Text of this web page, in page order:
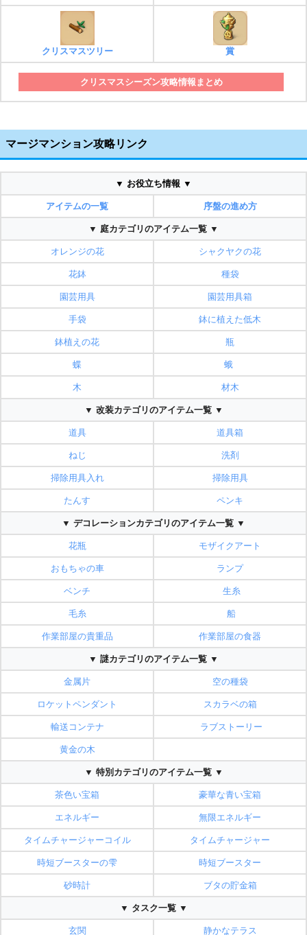
クリスマスツリー 賞
クリスマスシーズン攻略情報まとめ
マージマンション攻略リンク
▼ お役立ち情報 ▼
アイテムの一覧 序盤の進め方
▼ 庭カテゴリのアイテム一覧 ▼
オレンジの花 シャクヤクの花
花鉢 種袋
園芸用具 園芸用具箱
手袋 鉢に植えた低木
鉢植えの花 瓶
蝶 蛾
木 材木
▼ 改装カテゴリのアイテム一覧 ▼
道具 道具箱
ねじ 洗剤
掃除用具入れ 掃除用具
たんす ペンキ
▼ デコレーションカテゴリのアイテム一覧 ▼
花瓶 モザイクアート
おもちゃの車 ランプ
ベンチ 生糸
毛糸 船
作業部屋の貴重品 作業部屋の食器
▼ 謎カテゴリのアイテム一覧 ▼
金属片 空の種袋
ロケットペンダント スカラベの箱
輸送コンテナ ラブストーリー
黄金の木
▼ 特別カテゴリのアイテム一覧 ▼
茶色い宝箱 豪華な青い宝箱
エネルギー 無限エネルギー
タイムチャージャーコイル タイムチャージャー
時短ブースターの雫 時短ブースター
砂時計 ブタの貯金箱
▼ タスク一覧 ▼
玄関 静かなテラス